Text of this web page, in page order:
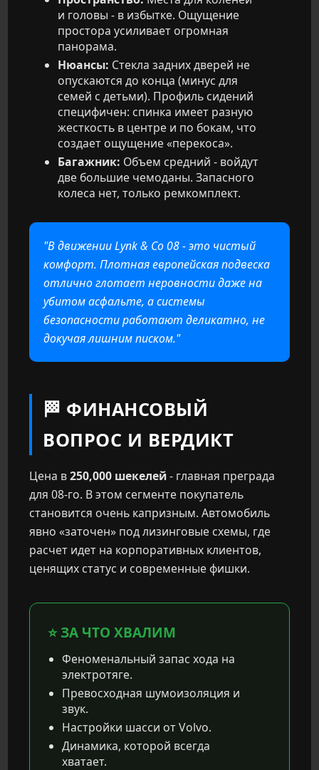
и головы - в избытке. Ощущение
простора усиливает огромная
панорама.
Нюансы: Стекла задних дверей не
опускаются до конца (минус для
семей с детьми). Профиль сидений
специфичен: спинка имеет разную
жесткость в центре и по бокам, что
создает ощущение «перекоса».
Багажник: Объем средний - войдут
две большие чемоданы. Запасного
колеса нет, только ремкомплект.
"В движении Lynk & Co 08 - это чистый
комфорт. Плотная европейская подвеска
отлично глотает неровности даже на
убитом асфальте, а системы
безопасности работают деликатно, не
докучая лишним писком."
🏁 ФИНАНСОВЫЙ
ВОПРОС И ВЕРДИКТ
Цена в250,000 шекелей- главная преграда
для 08-го. В этом сегменте покупатель
становится очень капризным. Автомобиль
явно «заточен» под лизинговые схемы, где
расчет идет на корпоративных клиентов,
ценящих статус и современные фишки.
⭐ ЗА ЧТО ХВАЛИМ
Феноменальный запас хода на
электротяге.
Превосходная шумоизоляция и
звук.
Настройки шасси от Volvo.
Динамика, которой всегда
хватает.